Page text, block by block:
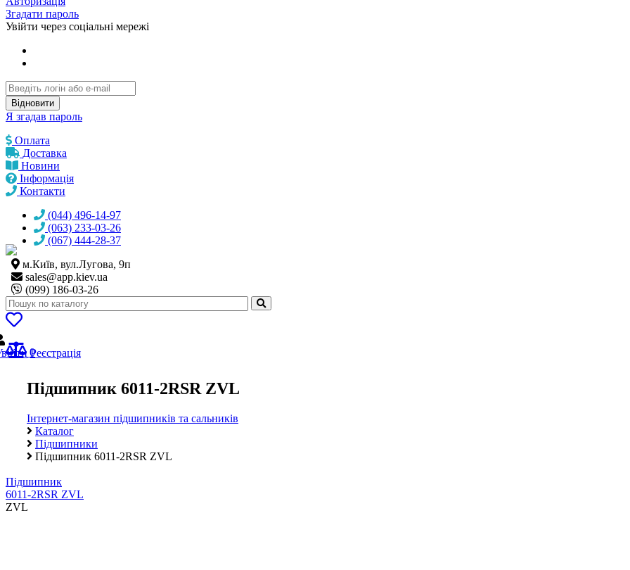
Згадати пароль
Увійти через соціальні мережі
Відновити
Я згадав пароль
Оплата
Доставка
Новини
Інформація
Контакти
(044) 496-14-97
(063) 233-03-26
(067) 444-28-37
м.Київ, вул.Лугова, 9п
sales@app.kiev.ua
(099) 186-03-26
0
Реєстрація
Підшипник 6011-2RSR ZVL
Інтернет-магазин підшипників та сальників
Каталог
Підшипники
Підшипник 6011-2RSR ZVL
Підшипник
6011-2RSR ZVL
ZVL